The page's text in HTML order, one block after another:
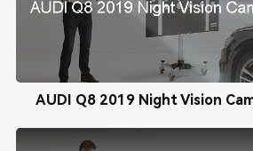
AUDI Q8 2019 Night Vision